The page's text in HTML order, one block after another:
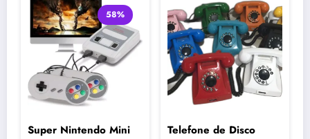
58%
Super Nintendo Mini
Telefone de Disco